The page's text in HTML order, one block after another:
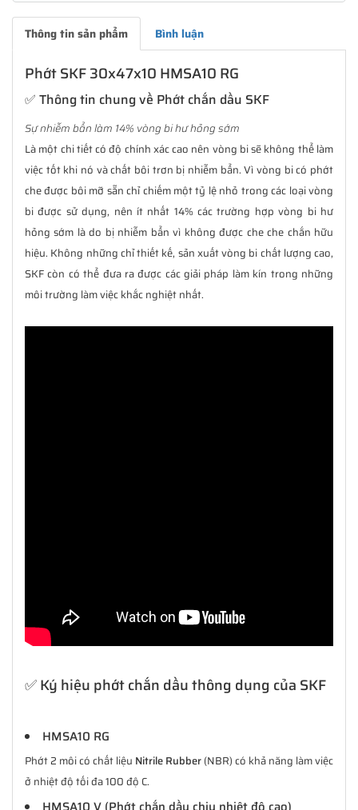
Thông tin sản phẩm Bình luận
Phớt SKF 30x47x10 HMSA10 RG
✅ Thông tin chung về Phớt chắn dầu SKF
Sự nhiễm bẩn làm 14% vòng bi hư hỏng sớm
Là một chi tiết có độ chính xác cao nên vòng bi sẽ không thể làm
việc tốt khi nó và chất bôi trơn bị nhiễm bẩn. Vì vòng bi có phớt
che được bôi mỡ sẵn chỉ chiếm một tỷ lệ nhỏ trong các loại vòng
bi được sử dụng, nên ít nhất 14% các trường hợp vòng bi hư
hỏng sớm là do bị nhiễm bẩn vì không được che che chắn hữu
hiệu. Không những chỉ thiết kế, sản xuất vòng bi chất lượng cao,
SKF còn có thể đưa ra được các giải pháp làm kín trong những
môi trường làm việc khắc nghiệt nhất.
✅ Ký hiệu phớt chắn dầu thông dụng của SKF
HMSA10 RG
Phớt 2 môi có chất liệu Nitrile Rubber(NBR) có khả năng làm việc
ở nhiệt độ tối đa 100 độ C.